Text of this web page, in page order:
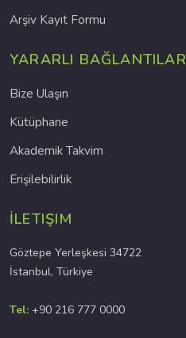
Arşiv Kayıt Formu
YARARLI BAĞLANTILAR
Bize Ulaşın
Kütüphane
Akademik Takvim
Erişilebilirlik
İLETIŞIM
Göztepe Yerleşkesi 34722
İstanbul, Türkiye
Tel: +90 216 777 0000